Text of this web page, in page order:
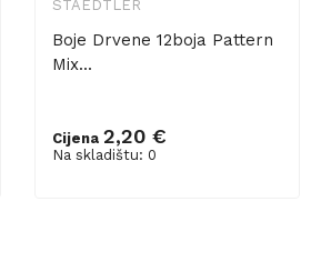
STAEDTLER
Boje Drvene 12boja Pattern
Mix...
Cijena 2,20 €
Na skladištu: 0